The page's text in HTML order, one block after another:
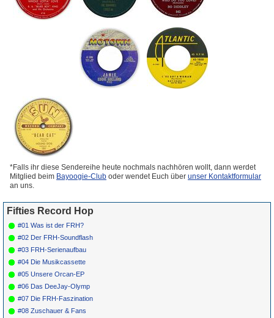
*Falls ihr diese Sendereihe heute nochmals nachhören wollt, dann werdet
Mitglied beim Bayoogie-Club oder wendet Euch über unser Kontaktformular
an uns.
Fifties Record Hop
#01 Was ist der FRH?
#02 Der FRH-Soundflash
#03 FRH-Serienaufbau
#04 Die Musikcassette
#05 Unsere Orcan-EP
#06 Das DeeJay-Olymp
#07 Die FRH-Faszination
#08 Zuschauer & Fans